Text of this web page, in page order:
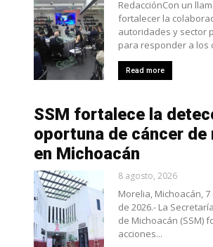
RedacciónCon un
fortalecer la
autoridades y sector
para responder a los
Read more
SSM fortalece la
oportuna de cáncer de
en Michoacán
8 agosto, 2026
Morelia, Michoacán,
de 2026.- La
de Michoacán (SSM)
acciones...